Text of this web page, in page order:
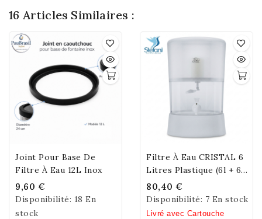
16 Articles Similaires :
Joint Pour Base De
Filtre À Eau 12L Inox
9,60 €
Disponibilité: 18 En
stock
Filtre À Eau CRISTAL 6
Litres Plastique (6l + 6l)
Free Bisphenol A,S,F
80,40 €
Disponibilité: 7 En stock
Livré avec Cartouche